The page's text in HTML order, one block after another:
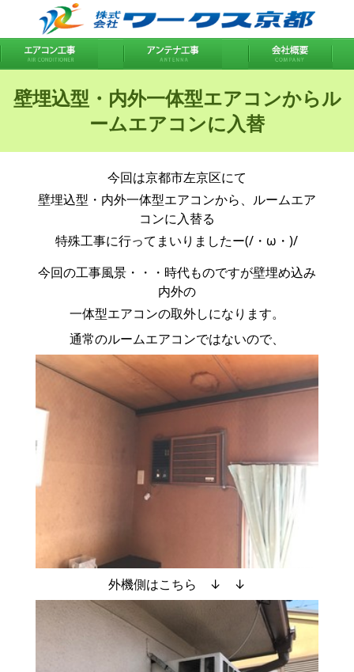
壁埋込型・内外一体型エアコンからル
ームエアコンに入替
今回は京都市左京区にて
壁埋込型・内外一体型エアコンから、ルームエア
コンに入替る
特殊工事に行ってまいりましたー(/・ω・)/
今回の工事風景・・・時代ものですが壁埋め込み
内外の
一体型エアコンの取外しになります。
通常のルームエアコンではないので、
外機側はこちら ↓ ↓